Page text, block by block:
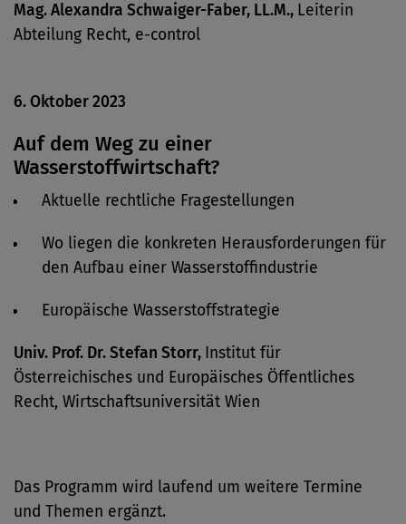
Mag. Alexandra Schwaiger-Faber, LL.M., Leiterin
Abteilung Recht, e-control
6. Oktober 2023
Auf dem Weg zu einer
Wasserstoffwirtschaft?
Aktuelle rechtliche Fragestellungen
Wo liegen die konkreten Herausforderungen für
den Aufbau einer Wasserstoffindustrie
Europäische Wasserstoffstrategie
Univ. Prof. Dr. Stefan Storr, Institut für
Österreichisches und Europäisches Öffentliches
Recht, Wirtschaftsuniversität Wien
Das Programm wird laufend um weitere Termine
und Themen ergänzt.